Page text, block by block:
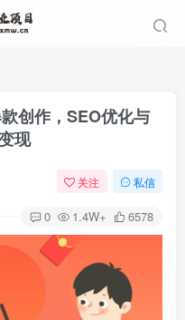
创作，SEO优化与
现
关注 私信
0 1.4W+ 6578